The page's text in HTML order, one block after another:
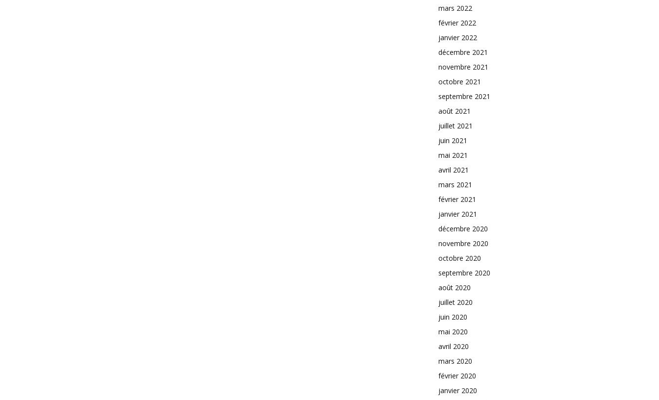
mars 2022
février 2022
janvier 2022
décembre 2021
novembre 2021
octobre 2021
septembre 2021
août 2021
juillet 2021
juin 2021
mai 2021
avril 2021
mars 2021
février 2021
janvier 2021
décembre 2020
novembre 2020
octobre 2020
septembre 2020
août 2020
juillet 2020
juin 2020
mai 2020
avril 2020
mars 2020
février 2020
janvier 2020